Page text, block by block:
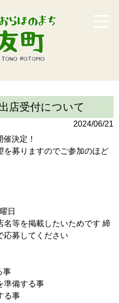
店受付について
2024/06/21
決定！
を募りますのでご参加のほど
日
名等を掲載したいためです 締
応募してください
事
準備する事
る事